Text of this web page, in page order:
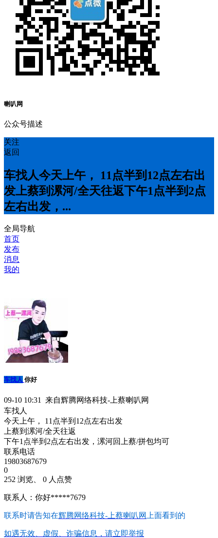
喇叭网
公众号描述
关注
返回
车找人今天上午， 11点半到12点左右出
发上蔡到漯河/全天往返下午1点半到2点
左右出发，...
全局导航
首页
发布
消息
我的
车找人 你好
09-10 10:31 来自辉腾网络科技-上蔡喇叭网
车找人
今天上午， 11点半到12点左右出发
上蔡到漯河/全天往返
下午1点半到2点左右出发，漯河回上蔡/拼包均可
联系电话
19803687679
0
252 浏览、 0 人点赞
联系人：你好*****7679
联系时请告知在辉腾网络科技-上蔡喇叭网 上面看到的
如遇无效、虚假、诈骗信息，请立即举报